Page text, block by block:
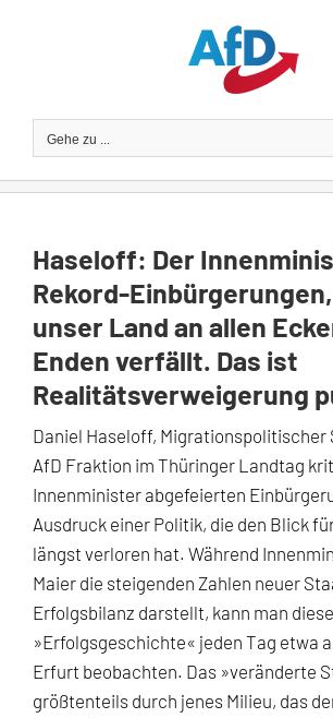
Gehe zu ...
Haseloff: Der
Rekord-
unser Land an allen
Enden verfällt. Das ist
Realitätsverweigerung
Daniel Haseloff, Migrationspolitischer
AfD Fraktion im Thüringer Landtag
Innenminister abgefeierten
Ausdruck einer Politik, die den Blick
längst verloren hat. Während
Maier die steigenden Zahlen neuer
Erfolgsbilanz darstellt, kann man diese
»Erfolgsgeschichte« jeden Tag etwa
Erfurt beobachten. Das »veränderte
größtenteils durch jenes Milieu, das